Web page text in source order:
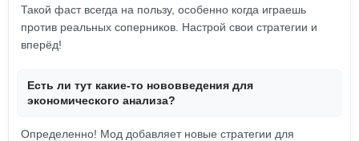
Такой фаст всегда на пользу, особенно когда играешь
против реальных соперников. Настрой свои стратегии и
вперёд!
Есть ли тут какие-то нововведения для
экономического анализа?
Определенно! Мод добавляет новые стратегии для